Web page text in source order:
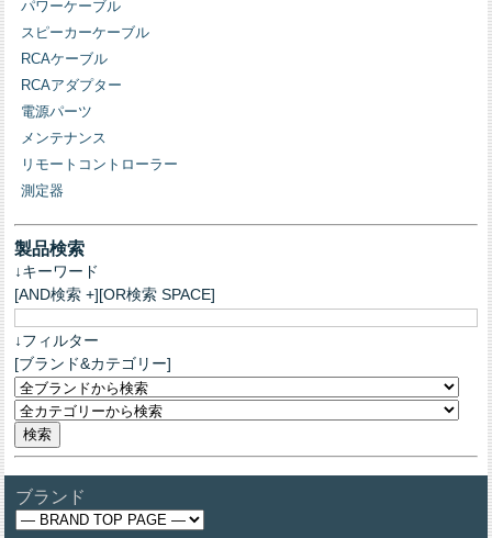
パワーケーブル
スピーカーケーブル
RCAケーブル
RCAアダプター
電源パーツ
メンテナンス
リモートコントローラー
測定器
製品検索
↓キーワード
[AND検索 +][OR検索 SPACE]
↓フィルター
[ブランド&カテゴリー]
ブランド